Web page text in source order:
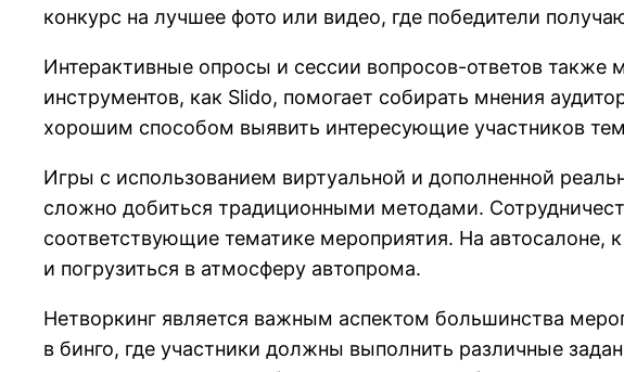
конкурс на лучшее фото или видео, где победители
Интерактивные опросы и сессии вопросов-ответов
инструментов, как Slido, помогает собирать мнения
хорошим способом выявить интересующие участников
Игры с использованием виртуальной и дополненной
сложно добиться традиционными методами.
соответствующие тематике мероприятия. На
и погрузиться в атмосферу автопрома.
Нетворкинг является важным аспектом большинства
в бинго, где участники должны выполнить различные